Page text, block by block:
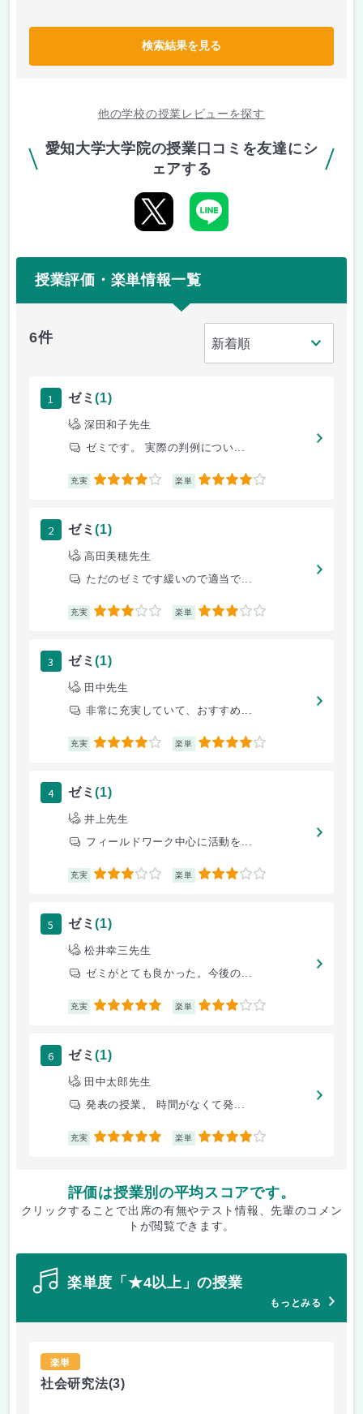
検索結果を見る
他の学校の授業レビューを探す
愛知大学大学院の授業口コミを友達にシ
ェアする
授業評価・楽単情報一覧
6件
1 ゼミ(1)
深田和子先生
ゼミです。 実際の判例につい...
充実 4 楽単 4
2 ゼミ(1)
高田美穂先生
ただのゼミです緩いので適当で...
充実 3 楽単 3
3 ゼミ(1)
田中先生
非常に充実していて、おすすめ...
充実 4 楽単 4
4 ゼミ(1)
井上先生
フィールドワーク中心に活動を...
充実 3 楽単 3
5 ゼミ(1)
松井幸三先生
ゼミがとても良かった。今後の...
充実 5 楽単 3
6 ゼミ(1)
田中太郎先生
発表の授業。 時間がなくて発...
充実 5 楽単 4
評価は授業別の平均スコアです。
クリックすることで出席の有無やテスト情報、先輩のコメン
トが閲覧できます。
楽単度「★4以上」の授業
もっとみる
楽単
社会研究法(3)